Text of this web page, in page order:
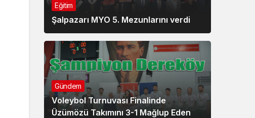
Eğitim
Şalpazarı MYO 5. Mezunlarını verdi
Gündem
Voleybol Turnuvası Finalinde
Üzümözü Takımını 3-1 Mağlup Eden